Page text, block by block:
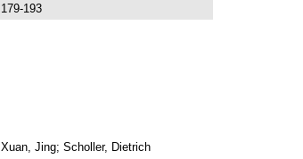
179-193
Xuan, Jing; Scholler, Dietrich